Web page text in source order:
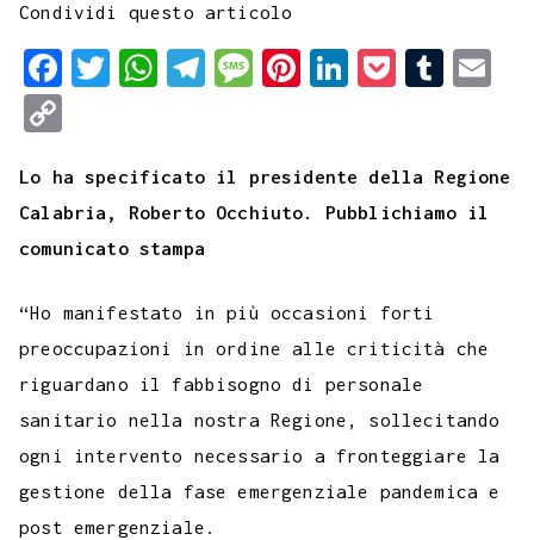
Condividi questo articolo
F
e
b
o
T
t
t
e
r
W
t
s
A
p
T
e
g
M
s
a
e
P
t
e
s
t
L
k
e
I
k
e
T
b
l
i
p
y
L
i
n
k
Lo ha specificato il presidente della Regione
Calabria, Roberto Occhiuto. Pubblichiamo il
comunicato stampa
“Ho manifestato in più occasioni forti
preoccupazioni in ordine alle criticità che
riguardano il fabbisogno di personale
sanitario nella nostra Regione, sollecitando
ogni intervento necessario a fronteggiare la
gestione della fase emergenziale pandemica e
post emergenziale.